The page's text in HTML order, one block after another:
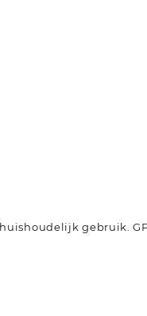
huishoudelijk gebruik.